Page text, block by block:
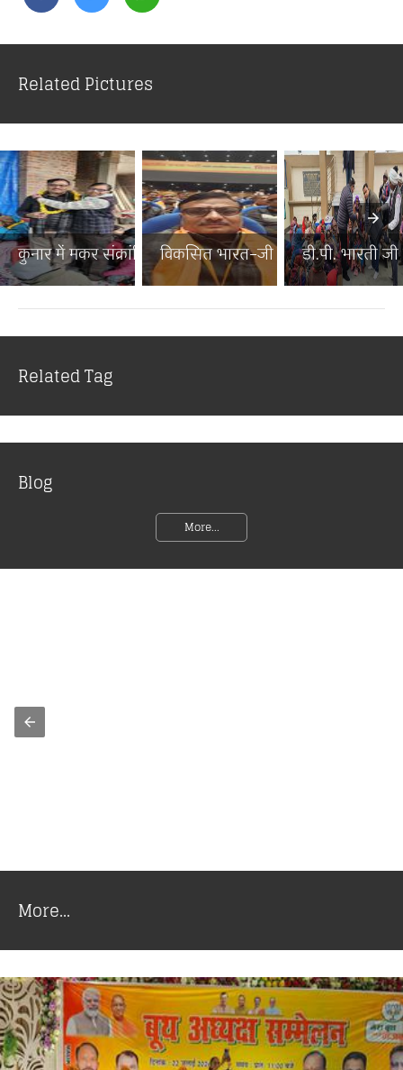
Related Pictures
कुनार में मकर संक्रांति पर...विकसित भारत–जी राम जी जनज...
डी.पी. भारती
Related Tag
Blog
More...
More...